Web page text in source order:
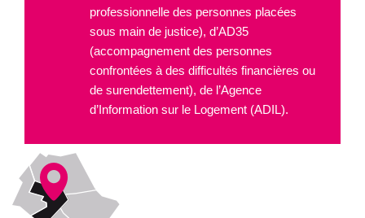
professionnelle des personnes placées
sous main de justice), d’AD35
(accompagnement des personnes
confrontées à des difficultés financières ou
de surendettement), de l’Agence
d’Information sur le Logement (ADIL).